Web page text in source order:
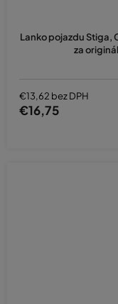
Lanko pojazdu Stiga,
za
€13,62 bez DPH
€16,75